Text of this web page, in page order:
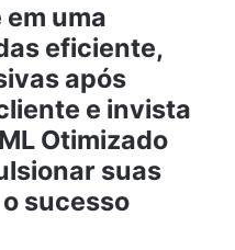
uma
eficiente,
após
e invista
Otimizado
suas
sucesso